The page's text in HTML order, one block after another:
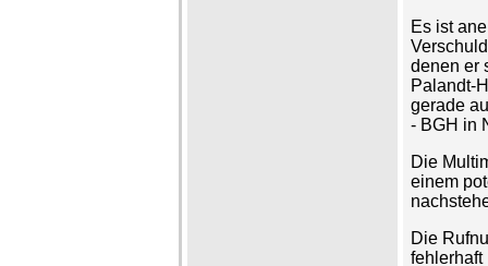
Es ist
denen er
Palandt-
gerade
- BGH in
Die
einem
Die
fehlerhaft